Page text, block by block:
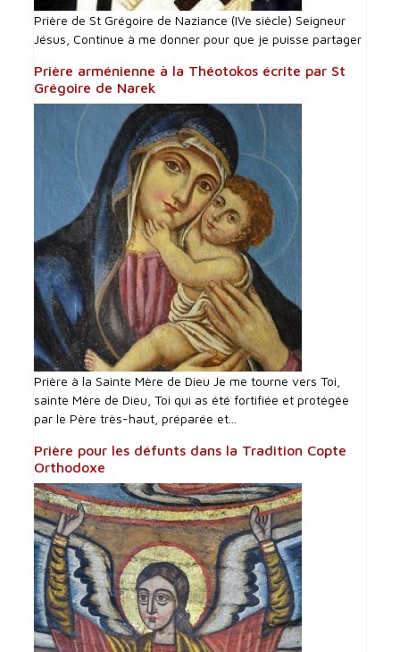
Prière de St Grégoire de Naziance (IVe siècle) Seigneur
Jésus, Continue à me donner pour que je puisse partager
Prière arménienne à la Théotokos écrite par St
Grégoire de Narek
Prière à la Sainte Mère de Dieu Je me tourne vers Toi,
sainte Mère de Dieu, Toi qui as été fortifiée et protégée
par le Père très-haut, préparée et...
Prière pour les défunts dans la Tradition Copte
Orthodoxe